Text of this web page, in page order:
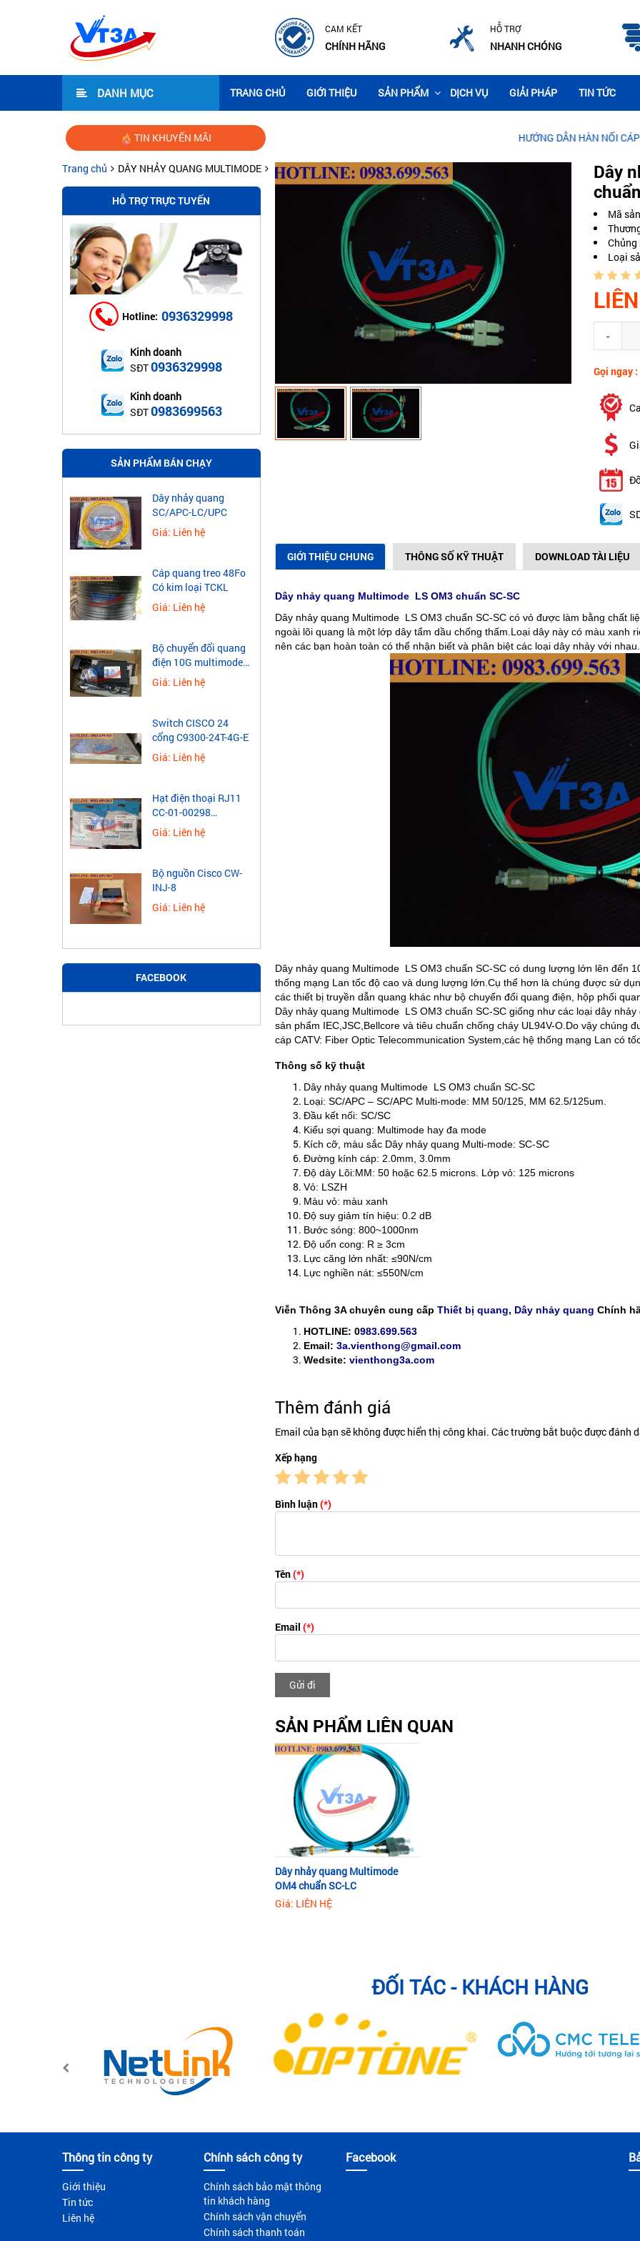
CAM KẾT
CHÍNH HÃNG
HỖ TRỢ
NHANH CHÓNG
DANH MỤC TRANG CHỦ GIỚI THIỆU SẢN PHẨM DỊCH VỤ GIẢI PHÁP TIN TỨC
TIN KHUYẾN MÃI HƯỚNG DẪN HÀN NỐI CÁP QUANG
Trang chủ DÂY NHẢY QUANG MULTIMODE
HỖ TRỢ TRỰC TUYẾN
Hotline: 0936329998
Kinh doanh
SĐT0936329998
Kinh doanh
SĐT0983699563
SẢN PHẨM BÁN CHẠY
Dây nhảy quang
SC/APC-LC/UPC
Giá: Liên hệ
Cáp quang treo 48Fo
Có kim loại TCKL
Giá: Liên hệ
Bộ chuyển đổi quang
điện 10G multimode
Wintop YT-10G-SFP-
AS
Giá: Liên hệ
Switch CISCO 24
cổng C9300-24T-4G-E
Giá: Liên hệ
Hạt điện thoại RJ11
CC-01-00298
Novalink 4 chân mạ
vàng
Giá: Liên hệ
Bộ nguồn Cisco CW-
INJ-8
Giá: Liên hệ
FACEBOOK
Dây
Mã
Chủng
Loại
-
Gọi ngay
GIỚI THIỆU CHUNG THÔNG SỐ KỸ THUẬT DOWNLOAD TÀI LIỆU
Dây nhảy quang Multimode LS OM3 chuẩn SC-SC
Dây nhảy quang Multimode LS OM3 chuẩn SC-SC có vỏ được làm bằng chất
ngoài lõi quang là một lớp dây tẩm dầu chống thấm.Loại dây này có màu xanh
nên các bạn hoàn toàn có thể nhận biết và phân biệt các loại dây nhảy với nhau.
Dây nhảy quang Multimode LS OM3 chuẩn SC-SC có dung lượng lớn lên đến
thống mạng Lan tốc độ cao và dung lượng lớn.Cụ thể hơn là chúng được sử
các thiết bị truyền dẫn quang khác như bộ chuyển đổi quang điện, hộp phối
Dây nhảy quang Multimode LS OM3 chuẩn SC-SC giống như các loại dây
sản phẩm IEC,JSC,Bellcore và tiêu chuẩn chống cháy UL94V-O.Do vậy chúng
cáp CATV: Fiber Optic Telecommunication System,các hệ thống mạng Lan có
Thông số kỹ thuật
Dây nhảy quang Multimode LS OM3 chuẩn SC-SC
Loại: SC/APC – SC/APC Multi-mode: MM 50/125, MM 62.5/125um.
Đầu kết nối: SC/SC
Kiểu sợi quang: Multimode hay đa mode
Kích cỡ, màu sắc Dây nhảy quang Multi-mode: SC-SC
Đường kính cáp: 2.0mm, 3.0mm
Độ dày Lõi:MM: 50 hoặc 62.5 microns. Lớp vỏ: 125 microns
Vỏ: LSZH
Màu vỏ: màu xanh
Độ suy giảm tín hiệu: 0.2 dB
Bước sóng: 800~1000nm
Độ uốn cong: R ≥ 3cm
Lực căng lớn nhất: ≤90N/cm
Lực nghiền nát: ≤550N/cm
Viễn Thông 3A chuyên cung cấp Thiết bị quang, Dây nhảy quang Chính
HOTLINE: 0983.699.563
Email: 3a.vienthong@gmail.com
Wedsite: vienthong3a.com
Thêm đánh giá
Email của bạn sẽ không được hiển thị công khai. Các trường bắt buộc được đánh
Xếp hạng
Bình luận(*)
Tên(*)
Email (*)
Gửi đi
SẢN PHẨM LIÊN QUAN
Dây nhảy quang Multimode
OM4 chuẩn SC-LC
Giá: LIÊN HỆ
ĐỐI TÁC - KHÁCH HÀNG
Thông tin công ty
Giới thiệu
Tin tức
Liên hệ
Chính sách công ty
Chính sách bảo mật thông
tin khách hàng
Chính sách vận chuyển
Chính sách thanh toán
Facebook